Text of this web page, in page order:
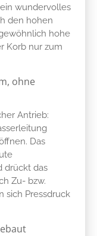
wundervolles
den hohen
hohe
Korb nur zum
ohne
Antrieb:
Das
drückt das
Zu- bzw.
sich Pressdruck